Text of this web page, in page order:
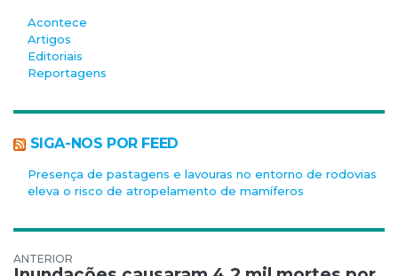
Acontece
Artigos
Editoriais
Reportagens
SIGA-NOS POR FEED
Presença de pastagens e lavouras no entorno de rodovias
eleva o risco de atropelamento de mamíferos
Navegação de Post